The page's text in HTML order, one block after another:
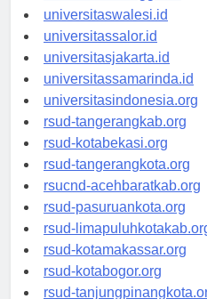
universitaswanggar.id
universitaswalesi.id
universitassalor.id
universitasjakarta.id
universitassamarinda.id
universitasindonesia.org
rsud-tangerangkab.org
rsud-kotabekasi.org
rsud-tangerangkota.org
rsucnd-acehbaratkab.org
rsud-pasuruankota.org
rsud-limapuluhkotakab.org
rsud-kotamakassar.org
rsud-kotabogor.org